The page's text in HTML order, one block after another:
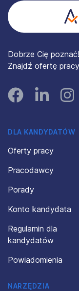
Dobrze Cię poznać!
Znajdź ofertę
FacebookLinked In
DLA KANDYDATÓW
Oferty pracy
Pracodawcy
Porady
Konto kandydata
Regulamin dla
kandydatów
Powiadomienia
NARZĘDZIA